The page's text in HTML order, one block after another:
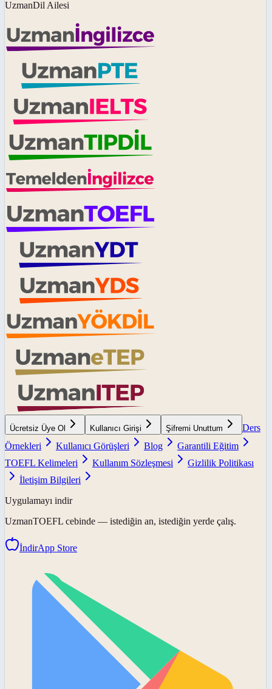
UzmanDil Ailesi
Ücretsiz Üye Ol Kullanıcı Girişi Şifremi Unuttum
Ders
Örnekleri
Kullanıcı Görüşleri Blog
Garantili Eğitim
TOEFL Kelimeleri
Kullanım Sözleşmesi
Gizlilik Politikası
İletişim Bilgileri
Uygulamayı indir
UzmanTOEFL cebinde — istediğin an, istediğin yerde çalış.
İndirApp Store